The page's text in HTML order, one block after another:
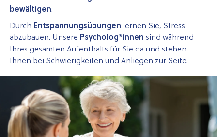
bewältigen.
Durch Entspannungsübungen lernen Sie, Stress
abzubauen. Unsere Psycholog*innen sind während
Ihres gesamten Aufenthalts für Sie da und stehen
Ihnen bei Schwierigkeiten und Anliegen zur Seite.